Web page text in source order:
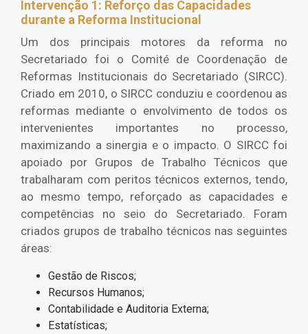
Intervenção 1: Reforço das Capacidades
durante a Reforma Institucional
Um dos principais motores da reforma no
Secretariado foi o Comité de Coordenação de
Reformas Institucionais do Secretariado (SIRCC).
Criado em 2010, o SIRCC conduziu e coordenou as
reformas mediante o envolvimento de todos os
intervenientes importantes no processo,
maximizando a sinergia e o impacto. O SIRCC foi
apoiado por Grupos de Trabalho Técnicos que
trabalharam com peritos técnicos externos, tendo,
ao mesmo tempo, reforçado as capacidades e
competências no seio do Secretariado. Foram
criados grupos de trabalho técnicos nas seguintes
áreas:
Gestão de Riscos;
Recursos Humanos;
Contabilidade e Auditoria Externa;
Estatísticas;